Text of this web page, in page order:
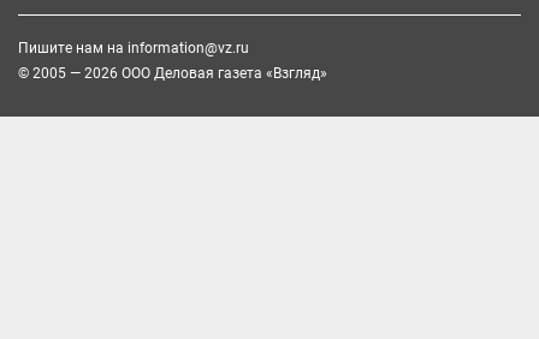
Пишите нам на information@vz.ru
© 2005 — 2026 ООО Деловая газета «Взгляд»